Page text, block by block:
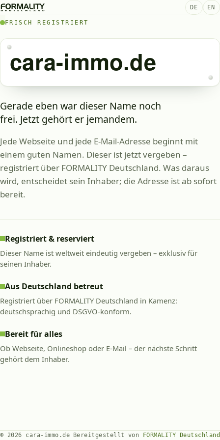
DE EN
FRISCH REGISTRIERT
cara-immo.de
Gerade eben war dieser Name noch
frei. Jetzt gehört er jemandem.
Jede Webseite und jede E-Mail-Adresse beginnt mit
einem guten Namen. Dieser ist jetzt vergeben –
registriert über FORMALITY Deutschland. Was daraus
wird, entscheidet sein Inhaber; die Adresse ist ab sofort
bereit.
Registriert & reserviert
Dieser Name ist weltweit eindeutig vergeben – exklusiv für
seinen Inhaber.
Aus Deutschland betreut
Registriert über FORMALITY Deutschland in Kamenz:
deutschsprachig und DSGVO-konform.
Bereit für alles
Ob Webseite, Onlineshop oder E-Mail – der nächste Schritt
gehört dem Inhaber.
© 2026 cara-immo.de Bereitgestellt von FORMALITY Deutschland